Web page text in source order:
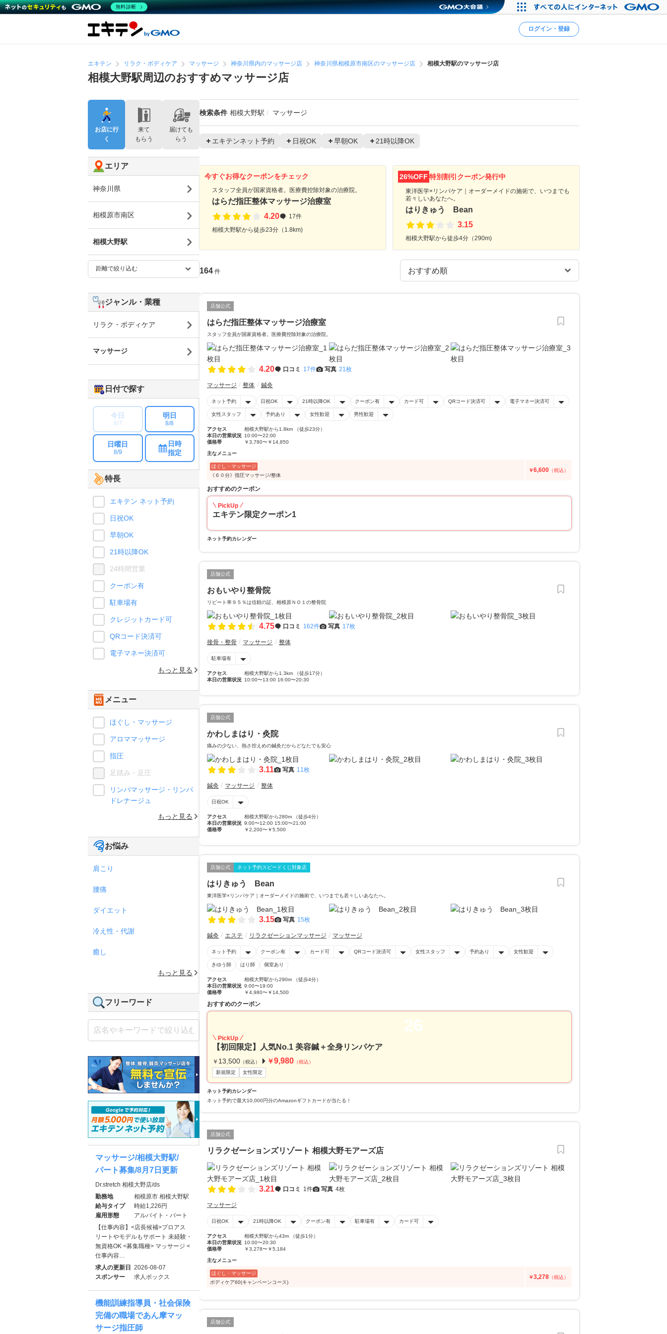
ログイン・登録
エキテン リラク・ボディケア マッサージ 神奈川県内のマッサージ店 神奈川県相模原市南区のマッサージ店 相模大野駅のマッサージ店
相模大野駅周辺のおすすめマッサージ店
検索条件 相模大野駅 マッサージ
エキテンネット予約 日祝OK 早朝OK 21時以降OK
今すぐお得なクーポンをチェック
スタッフ全員が国家資格者。医療費控除対象の治療院。
はらだ指圧整体マッサージ治療室
4.20
17件
相模大野駅から徒歩23分（1.8km)
26%OFF 特別割引クーポン発行中
東洋医学×リンパケア｜オーダーメイドの施術で、いつまでも
若々しいあなたへ。
はりきゅう Bean
3.15
相模大野駅から徒歩4分（290m)
164 件
店舗公式
はらだ指圧整体マッサージ治療室
スタッフ全員が国家資格者。医療費控除対象の治療院。
4.20 口コミ 17件 写真 21枚
マッサージ 整体 鍼灸
ネット予約 日祝OK 21時以降OK クーポン有 カード可 QRコード決済可 電子マネー決済可
女性スタッフ 予約あり 女性歓迎 男性歓迎
アクセス
相模大野駅から1.8km （徒歩23分）
本日の営業状況 10:00〜22:00
価格帯
￥3,780〜￥14,850
主なメニュー
ほぐし・マッサージ
《６０分》指圧マッサージ/整体
￥6,600 （税込）
おすすめのクーポン
PickUp
エキテン限定クーポン1
ネット予約カレンダー
店舗公式
おもいやり整骨院
リピート率９５％は信頼の証、相模原ＮＯ１の整骨院
4.75 口コミ 162件 写真 17枚
接骨・整骨 マッサージ 整体
駐車場有
アクセス
相模大野駅から1.3km （徒歩17分）
本日の営業状況 10:00〜13:00 16:00〜20:30
店舗公式
かわしまはり・灸院
痛みの少ない、熱さ控えめの鍼灸だからどなたでも安心
3.11 写真 11枚
鍼灸 マッサージ 整体
日祝OK
アクセス
相模大野駅から280m （徒歩4分）
本日の営業状況 9:00〜12:00 15:00〜21:00
価格帯
￥2,200〜￥5,500
店舗公式 ネット予約スピードくじ対象店
はりきゅう Bean
東洋医学×リンパケア｜オーダーメイドの施術で、いつまでも若々しいあなたへ。
3.15 写真 15枚
鍼灸 エステ リラクゼーションマッサージ マッサージ
ネット予約 クーポン有 カード可 QRコード決済可 女性スタッフ 予約あり 女性歓迎
きゆう師 はり師 個室あり
アクセス
相模大野駅から290m （徒歩4分）
本日の営業状況 9:00〜19:00
価格帯
￥4,980〜￥14,500
おすすめのクーポン
26
PickUp
【初回限定】人気No.1 美容鍼＋全身リンパケア
￥ 13,500 （税込） ￥9,980 （税込）
新規限定
女性限定
ネット予約カレンダー
ネット予約で最大10,000円分のAmazonギフトカードが当たる！
店舗公式
リラクゼーションズリゾート 相模大野モアーズ店
3.21 口コミ 1件 写真 4枚
マッサージ
日祝OK 21時以降OK クーポン有 駐車場有 カード可
アクセス
相模大野駅から43m （徒歩1分）
本日の営業状況 10:00〜20:30
価格帯
￥3,278〜￥5,184
主なメニュー
ほぐし・マッサージ
ボディケア60(キャンペーンコース)
￥3,278 （税込）
店舗公式
お店に行
く
来て
もらう
届けても
らう
エリア
神奈川県
相模原市南区
相模大野駅
ジャンル・業種
リラク・ボディケア
マッサージ
日付で探す
今日
8/7
明日
8/8
日曜日
8/9
日時
指定
特長
エキテン ネット予約
日祝OK
早朝OK
21時以降OK
24時間営業
クーポン有
駐車場有
クレジットカード可
QRコード決済可
電子マネー決済可
もっと見る
メニュー
ほぐし・マッサージ
アロママッサージ
指圧
足踏み・足圧
リンパマッサージ・リンパ
ドレナージュ
もっと見る
お悩み
肩こり
腰痛
ダイエット
冷え性・代謝
癒し
もっと見る
フリーワード
マッサージ/相模大野駅/
パート募集/8月7日更新
Dr.stretch 相模大野店/ds
勤務地
相模原市 相模大野駅
給与タイプ
時給1,226円
雇用形態
アルバイト・パート
【仕事内容】<店長候補>プロアス
リートやモデルもサポート 未経験・
無資格OK <募集職種> マッサージ <
仕事内容…
求人の更新日 2026-08-07
スポンサー
求人ボックス
機能訓練指導員・社会保険
完備の職場であん摩マッ
サージ指圧師
無料診断